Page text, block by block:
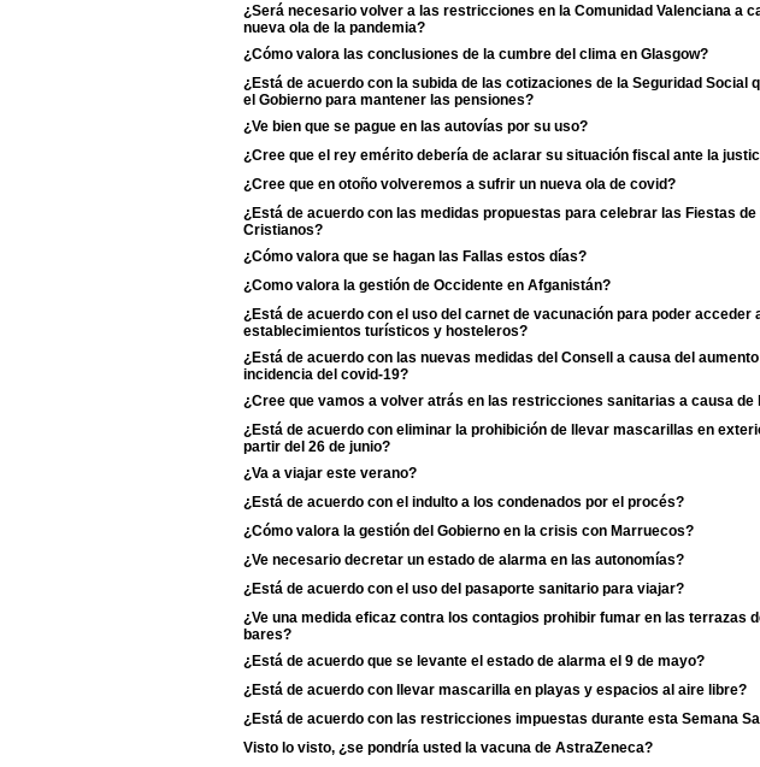
¿Será necesario volver a las restricciones en la Comunidad Valenciana a
nueva ola de la pandemia?
¿Cómo valora las conclusiones de la cumbre del clima en Glasgow?
¿Está de acuerdo con la subida de las cotizaciones de la Seguridad Social
el Gobierno para mantener las pensiones?
¿Ve bien que se pague en las autovías por su uso?
¿Cree que el rey emérito debería de aclarar su situación fiscal ante la
¿Cree que en otoño volveremos a sufrir un nueva ola de covid?
¿Está de acuerdo con las medidas propuestas para celebrar las Fiestas de
Cristianos?
¿Cómo valora que se hagan las Fallas estos días?
¿Como valora la gestión de Occidente en Afganistán?
¿Está de acuerdo con el uso del carnet de vacunación para poder acceder
establecimientos turísticos y hosteleros?
¿Está de acuerdo con las nuevas medidas del Consell a causa del
incidencia del covid-19?
¿Cree que vamos a volver atrás en las restricciones sanitarias a causa de
¿Está de acuerdo con eliminar la prohibición de llevar mascarillas en
partir del 26 de junio?
¿Va a viajar este verano?
¿Está de acuerdo con el indulto a los condenados por el procés?
¿Cómo valora la gestión del Gobierno en la crisis con Marruecos?
¿Ve necesario decretar un estado de alarma en las autonomías?
¿Está de acuerdo con el uso del pasaporte sanitario para viajar?
¿Ve una medida eficaz contra los contagios prohibir fumar en las terrazas
bares?
¿Está de acuerdo que se levante el estado de alarma el 9 de mayo?
¿Está de acuerdo con llevar mascarilla en playas y espacios al aire libre?
¿Está de acuerdo con las restricciones impuestas durante esta Semana
Visto lo visto, ¿se pondría usted la vacuna de AstraZeneca?